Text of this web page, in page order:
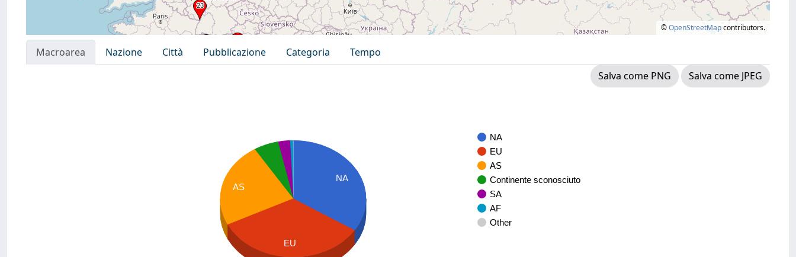
©OpenStreetMapcontributors.
Macroarea Nazione Città Pubblicazione Categoria
Tempo
Salva come PNG
Salva come JPEG
NA
EU
AS
Continente sconosciuto
SA
AF
Other
NA
AS
EU